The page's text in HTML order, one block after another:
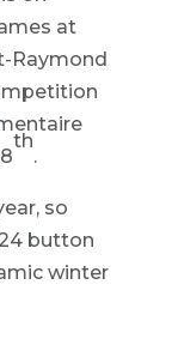
at
Raymond
th
.
so
button
winter